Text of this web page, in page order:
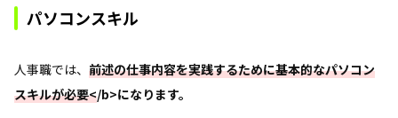
パソコンスキル
人事職では、 前述の仕事内容を実践するために基本的なパソコン
スキルが必要</b>になります。